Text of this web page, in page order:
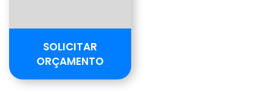
SOLICITAR
ORÇAMENTO